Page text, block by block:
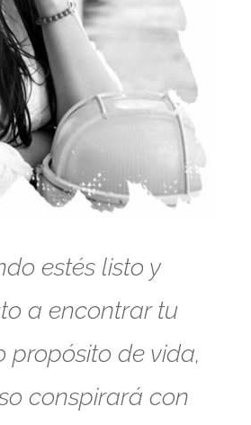
estés listo y
a encontrar tu
propósito de vida,
conspirará con